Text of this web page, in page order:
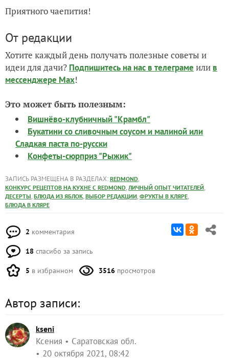
Приятного чаепития!
От редакции
Хотите каждый день получать полезные советы и
идеи для дачи? Подпишитесь на нас в телеграме или в
мессенджере Max!
Это может быть полезным:
Вишнёво-клубничный "Крамбл"
Букатини со сливочным соусом и малиной или
Сладкая паста по-русски
Конфеты-сюрприз "Рыжик"
ЗАПИСЬ РАЗМЕЩЕНА В РАЗДЕЛАХ: REDMOND,
КОНКУРС РЕЦЕПТОВ НА КУХНЕ С REDMOND, ЛИЧНЫЙ ОПЫТ ЧИТАТЕЛЕЙ,
ДЕСЕРТЫ, БЛЮДА ИЗ ЯБЛОК, ВЫБОР РЕДАКЦИИ, ФРУКТЫ В КЛЯРЕ,
БЛЮДА В КЛЯРЕ
2 комментария
18 спасибо за запись
5 в избранном 3516 просмотров
Автор записи:
kseni
Ксения
Саратовская обл.
20 октября 2021, 08:42